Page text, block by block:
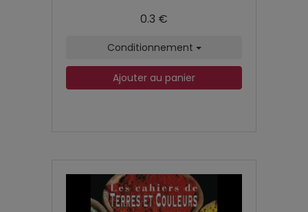
0.3 €
Conditionnement
Ajouter au panier